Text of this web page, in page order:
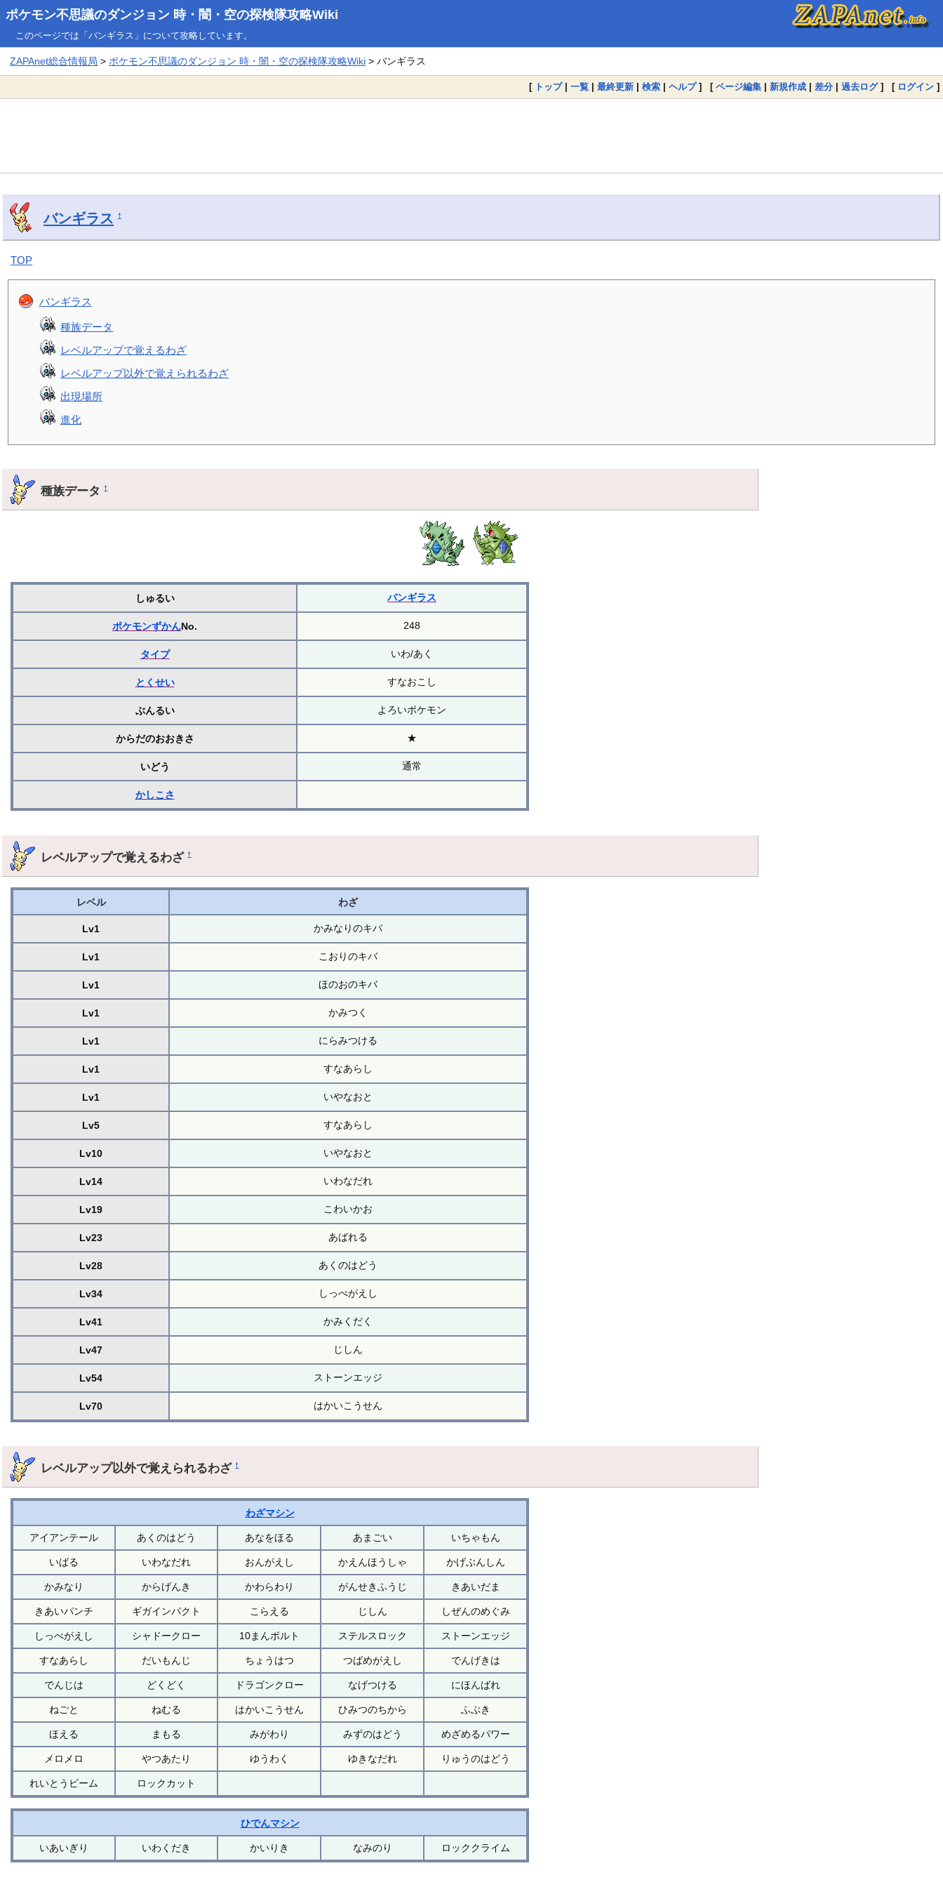
ポケモン不思議のダンジョン 時・闇・空の探検隊攻略Wiki
このページでは「バンギラス」について攻略しています。
ZAPAnet総合情報局 >ポケモン不思議のダンジョン 時・闇・空の探検隊攻略Wiki > バンギラス
[ トップ| 一覧 | 最終更新 | 検索 | ヘルプ] [ ページ編集 | 新規作成 | 差分 | 過去ログ] [ ログイン ]
バンギラス †
TOP
バンギラス
種族データ
レベルアップで覚えるわざ
レベルアップ以外で覚えられるわざ
出現場所
進化
種族データ†
しゅるい バンギラス
ポケモンずかんNo. 248
タイプ いわ/あく
とくせい すなおこし
ぶんるい よろいポケモン
からだのおおきさ ★
いどう 通常
かしこさ
レベルアップで覚えるわざ†
レベル わざ
Lv1 かみなりのキバ
Lv1 こおりのキバ
Lv1 ほのおのキバ
Lv1 かみつく
Lv1 にらみつける
Lv1 すなあらし
Lv1 いやなおと
Lv5 すなあらし
Lv10 いやなおと
Lv14 いわなだれ
Lv19 こわいかお
Lv23 あばれる
Lv28 あくのはどう
Lv34 しっぺがえし
Lv41 かみくだく
Lv47 じしん
Lv54 ストーンエッジ
Lv70 はかいこうせん
レベルアップ以外で覚えられるわざ†
わざマシン
アイアンテール あくのはどう あなをほる あまごい いちゃもん
いばる いわなだれ おんがえし かえんほうしゃ かげぶんしん
かみなり からげんき かわらわり がんせきふうじ きあいだま
きあいパンチ ギガインパクト こらえる じしん しぜんのめぐみ
しっぺがえし シャドークロー 10まんボルト ステルスロック ストーンエッジ
すなあらし だいもんじ ちょうはつ つばめがえし でんげきは
でんじは どくどく ドラゴンクロー なげつける にほんばれ
ねごと ねむる はかいこうせん ひみつのちから ふぶき
ほえる まもる みがわり みずのはどう めざめるパワー
メロメロ やつあたり ゆうわく ゆきなだれ りゅうのはどう
れいとうビーム ロックカット
ひでんマシン
いあいぎり いわくだき かいりき なみのり ロッククライム